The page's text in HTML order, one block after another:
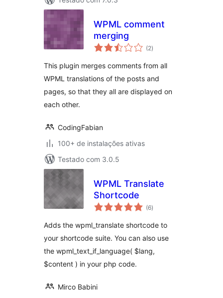
WPML comment
merging
(2total
de
)
This plugin merges comments from all
WPML translations of the posts and
pages, so that they all are displayed on
each other.
CodingFabian
100+ de instalações ativas
Testado com 3.0.5
WPML Translate
Shortcode
(6total
de
)
Adds the wpml_translate shortcode to
your shortcode suite. You can also use
the wpml_text_if_language( $lang,
$content ) in your php code.
Mirco Babini